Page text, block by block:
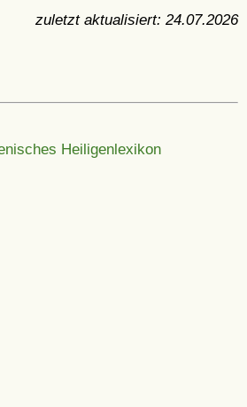
zuletzt aktualisiert: 24.07.2026
Heiligenlexikon